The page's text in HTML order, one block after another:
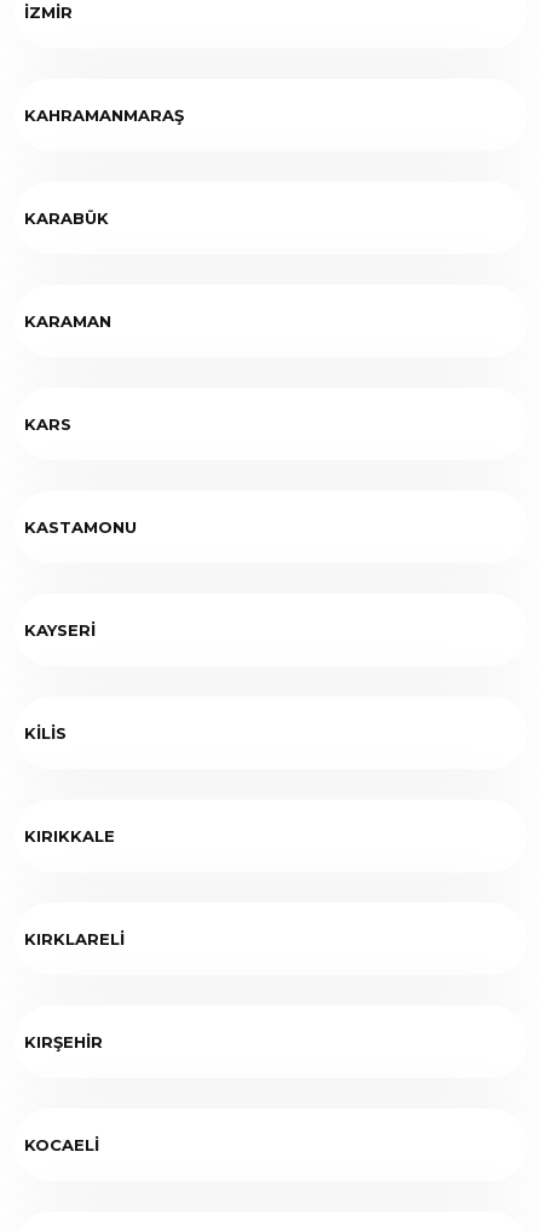
İZMİR
KAHRAMANMARAŞ
KARABÜK
KARAMAN
KARS
KASTAMONU
KAYSERİ
KİLİS
KIRIKKALE
KIRKLARELİ
KIRŞEHİR
KOCAELİ